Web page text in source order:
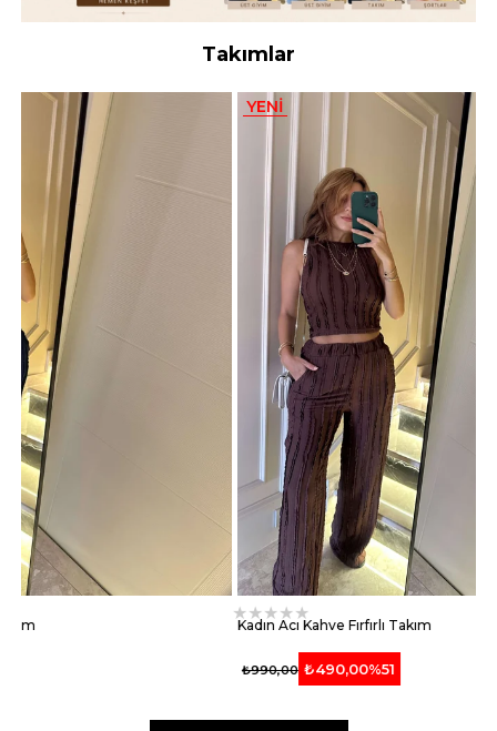
Takımlar
Kadın Acı Kahve Fırfırlı Takım
YENI
ÜRÜN
YENI
ÜRÜN